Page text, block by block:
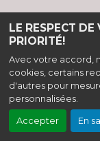
LE RESPECT DE
PRIORITÉ!
Avec votre accord,
cookies, certains
d'autres pour
personnalisées.
Accepter En